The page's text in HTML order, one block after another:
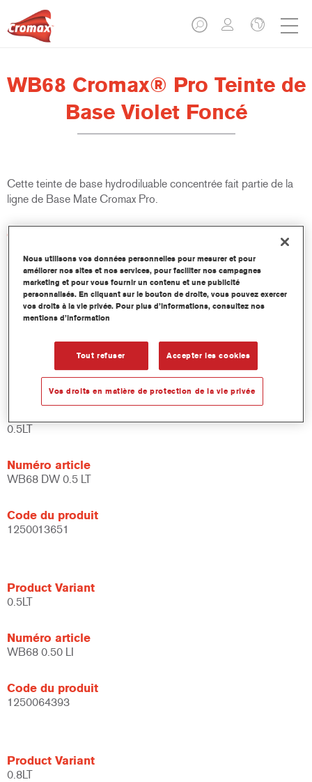
WB68 Cromax® Pro Teinte de
Base Violet Foncé
Cette teinte de base hydrodiluable concentrée fait partie de la
ligne de Base Mate Cromax Pro.
Caractéristiques du produit
Excellent pouvoir couvrant avec une précision colorimétrique
remarquable.
Rapide et économique à utiliser, permettant d'augmenter le
rendement et la productivité.
Fait partie d'un système dédié et complet de teintes de base
Large fenêtre d'application.
Flexible - peut être utilisé dans différentes conditions
climatiques et avec différentes techniques d'application.
0.5LT
Numéro article
WB68 DW 0.5 LT
Code du produit
1250013651
Product Variant
0.5LT
Numéro article
WB68 0.50 LI
Code du produit
1250064393
Product Variant
0.8LT
Nous utilisons vos données personnelles pour mesurer et pour
améliorer nos sites et nos services, pour faciliter nos campagnes
marketing et pour vous fournir un contenu et une publicité
personnalisés. En cliquant sur le bouton de droite, vous pouvez exercer
vos droits à la vie privée. Pour plus d’informations, consultez nos
mentions d’information
Tout refuser Accepter les cookies
Vos droits en matière de protection de la vie privée